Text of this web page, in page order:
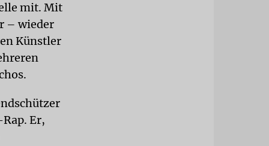
mit. Mit
– wieder
Künstler
Er,